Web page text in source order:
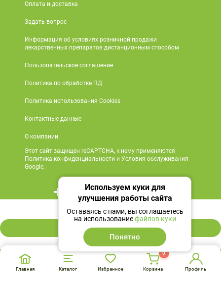
1 277 ₽
В корзину
Оплата и доставка
Задать вопрос
Информация об условиях розничной продажи
лекарственных препаратов дистанционным способом
Пользовательское соглашение
Политика по обработке ПД
Политика использования Cookies
Контактные данные
О компании
Этот сайт защищен reCAPTCHA, к нему применяются
Политика конфиденциальности и Условия обслуживания
Google.
+7 495 419 18 18
Мы в социальных сетях
Главная Каталог Избранное Корзина
0
Профиль
Используем куки для
улучшения работы сайта
Оставаясь с нами, вы соглашаетесь
на использованиефайлов куки
Понятно